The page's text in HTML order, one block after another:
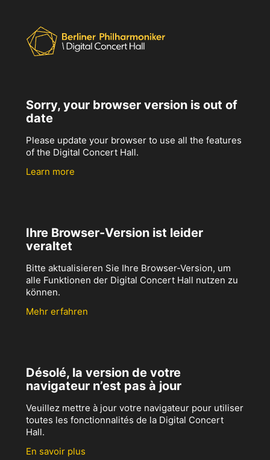
Sorry, your browser version is out of
date
Please update your browser to use all the features
of the Digital Concert Hall.
Learn more
Ihre Browser-Version ist leider
veraltet
Bitte aktualisieren Sie Ihre Browser-Version, um
alle Funktionen der Digital Concert Hall nutzen zu
können.
Mehr erfahren
Désolé, la version de votre
navigateur n’est pas à jour
Veuillez mettre à jour votre navigateur pour utiliser
toutes les fonctionnalités de la Digital Concert
Hall.
En savoir plus